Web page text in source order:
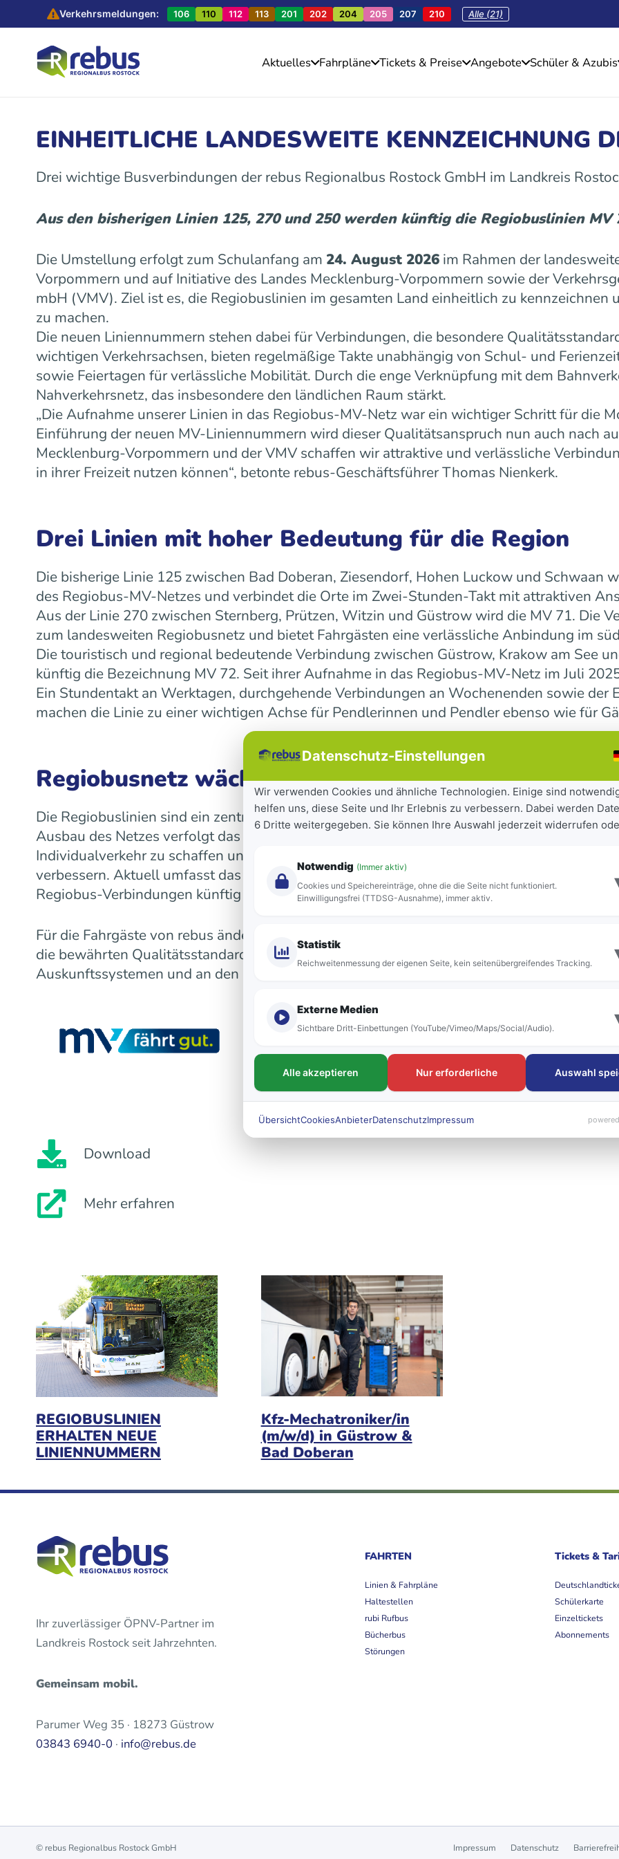
Verkehrsmeldungen: 106 110 112 113 201 202 204 205 207 210 Alle (21)
Aktuelles Fahrpläne Tickets & Preise Angebote Schüler & Azubis
EINHEITLICHE LANDESWEITE KENNZEICHNUNG
Drei wichtige Busverbindungen der rebus Regionalbus Rostock GmbH im Landkreis
Aus den bisherigen Linien 125, 270 und 250 werden künftig die Regiobuslinien MV
Die Umstellung erfolgt zum Schulanfang am 24. August 2026 im Rahmen der
Vorpommern und auf Initiative des Landes Mecklenburg-Vorpommern sowie der
mbH (VMV). Ziel ist es, die Regiobuslinien im gesamten Land einheitlich zu kennzeichnen
zu machen.
Die neuen Liniennummern stehen dabei für Verbindungen, die besondere
wichtigen Verkehrsachsen, bieten regelmäßige Takte unabhängig von Schul- und
sowie Feiertagen für verlässliche Mobilität. Durch die enge Verknüpfung mit dem
Nahverkehrsnetz, das insbesondere den ländlichen Raum stärkt.
„Die Aufnahme unserer Linien in das Regiobus-MV-Netz war ein wichtiger Schritt für die
Einführung der neuen MV-Liniennummern wird dieser Qualitätsanspruch nun auch nach
Mecklenburg-Vorpommern und der VMV schaffen wir attraktive und verlässliche
in ihrer Freizeit nutzen können“, betonte rebus-Geschäftsführer Thomas Nienkerk.
Drei Linien mit hoher Bedeutung für die Region
Die bisherige Linie 125 zwischen Bad Doberan, Ziesendorf, Hohen Luckow und Schwaan
des Regiobus-MV-Netzes und verbindet die Orte im Zwei-Stunden-Takt mit attraktiven
Aus der Linie 270 zwischen Sternberg, Prützen, Witzin und Güstrow wird die MV 71. Die
zum landesweiten Regiobusnetz und bietet Fahrgästen eine verlässliche Anbindung im
Die touristisch und regional bedeutende Verbindung zwischen Güstrow, Krakow am See
künftig die Bezeichnung MV 72. Seit ihrer Aufnahme in das Regiobus-MV-Netz im Juli
Ein Stundentakt an Werktagen, durchgehende Verbindungen an Wochenenden sowie der
machen die Linie zu einer wichtigen Achse für Pendlerinnen und Pendler ebenso wie für
Regiobusnetz wächst landesweit weiter
Die Regiobuslinien sind ein zentraler Bestandteil der seit 2023 laufenden
Ausbau des Netzes verfolgt das Land das Ziel, Städte und Gemeinden besser
Individualverkehr zu schaffen und die Mobilität für Bürgerinnen und Bürger sowie
verbessern. Aktuell umfasst das landesweite Netz 16 Regiobuslinien. Die neuen MV-
Regiobus-Verbindungen künftig auf einen Blick zu erkennen.
Für die Fahrgäste von rebus ändert sich mit der Umstellung vor allem die Bezeichnung
die bewährten Qualitätsstandards bleiben bestehen. Die neuen Liniennummern werden
Auskunftssystemen und an den Fahrzeugen sichtbar sein.
Download
Mehr erfahren
REGIOBUSLINIEN
ERHALTEN NEUE
LINIENNUMMERN
Kfz-Mechatroniker/in
(m/w/d) in Güstrow &
Bad Doberan
Ihr zuverlässiger ÖPNV-Partner im
Landkreis Rostock seit Jahrzehnten.
Gemeinsam mobil.
Parumer Weg 35 · 18273 Güstrow
03843 6940-0 · info@rebus.de
FAHRTEN
Linien & Fahrpläne
Haltestellen
rubi Rufbus
Bücherbus
Störungen
Tickets &
Schülerkarte
Einzeltickets
Abonnements
© rebus Regionalbus Rostock GmbH Impressum Datenschutz
Datenschutz-Einstellungen
Wir verwenden Cookies und ähnliche Technologien. Einige sind
helfen uns, diese Seite und Ihr Erlebnis zu verbessern. Dabei werden
6 Dritte weitergegeben. Sie können Ihre Auswahl jederzeit widerrufen
Notwendig (Immer aktiv)
Cookies und Speichereinträge, ohne die die Seite nicht funktioniert.
Einwilligungsfrei (TTDSG-Ausnahme), immer aktiv.
Statistik
Reichweitenmessung der eigenen Seite, kein seitenübergreifendes Tracking.
Externe Medien
Sichtbare Dritt-Einbettungen (YouTube/Vimeo/Maps/Social/Audio).
Alle akzeptieren Nur erforderliche Auswahl
ÜbersichtCookiesAnbieterDatenschutzImpressum